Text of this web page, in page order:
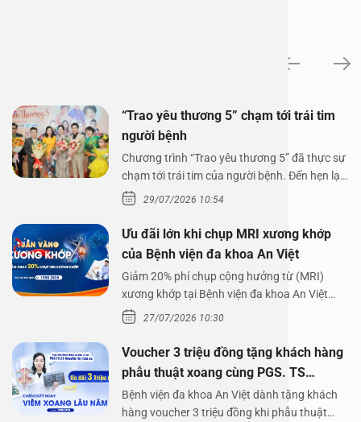
“Trao yêu thương 5” chạm tới trái tim
người bệnh
Chương trình “Trao yêu thương 5” đã thực sự
chạm tới trái tim của người bệnh. Đến hẹn lại
lên,…29/07/2026 10:54
Ưu đãi lớn khi chụp MRI xương khớp
của Bệnh viện đa khoa An Việt
Giảm 20% phí chụp cộng hưởng từ (MRI)
xương khớp tại Bệnh viện đa khoa An Việt
Bệnh viện đa…
27/07/2026 10:30
Voucher 3 triệu đồng tặng khách hàng
phẫu thuật xoang cùng PGS. TS
Nguyễn Thị Hoài An
Bệnh viện đa khoa An Việt dành tặng khách
hàng voucher 3 triệu đồng khi phẫu thuật